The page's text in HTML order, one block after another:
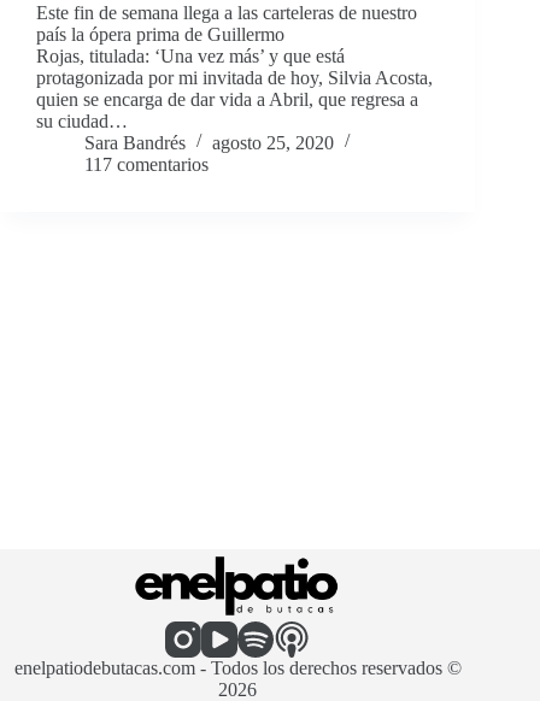
Este fin de semana llega a las carteleras de nuestro
país la ópera prima de Guillermo
Rojas, titulada: ‘Una vez más’ y que está
protagonizada por mi invitada de hoy, Silvia Acosta,
quien se encarga de dar vida a Abril, que regresa a
su ciudad…
Sara Bandrés
agosto 25, 2020
117 comentarios
enelpatiodebutacas.com - Todos los derechos reservados ©
2026